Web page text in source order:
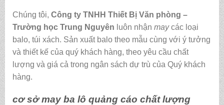
Chúng tôi, Công ty TNHH Thiết Bị Văn phòng –
Trường học Trung Nguyên luôn nhận maycác loại
balo, túi xách. Sản xuất balo theo mẫu cùng với ý tưởng
và thiết kế của quý khách hàng, theo yêu cầu chất
lượng và giá cả trong ngân sách dự trù của Quý khách
hàng.
cơ sở may ba lô quảng cáo chất lượng